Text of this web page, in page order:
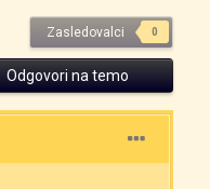
Zasledovalci 0
Odgovori na temo